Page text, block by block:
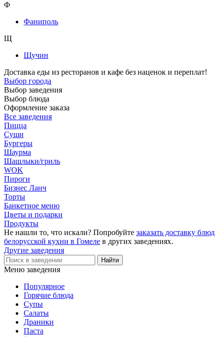
Ф
Фаниполь
Щ
Щучин
Доставка еды из ресторанов и кафе без наценок и переплат!
Выбор города
Выбор заведения
Выбор блюда
Оформление заказа
Все заведения
Пицца
Суши
Бургеры
Шаурма
Шашлыки/гриль
WOK
Пироги
Бизнес Ланч
Торты
Банкетное меню
Цветы и подарки
Продукты
Не нашли то, что искали? Попробуйте заказать доставку блюд
белорусской кухни в Гомеле в других заведениях.
Другие заведения
Меню заведения
Популярное
Горячие блюда
Супы
Салаты
Драники
Паста